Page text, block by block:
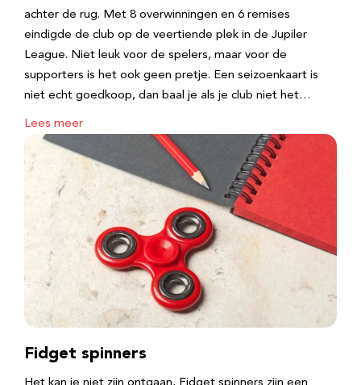
achter de rug. Met 8 overwinningen en 6 remises
eindigde de club op de veertiende plek in de Jupiler
League. Niet leuk voor de spelers, maar voor de
supporters is het ook geen pretje. Een seizoenkaart is
niet echt goedkoop, dan baal je als je club niet het…
Lees meer
Fidget spinners